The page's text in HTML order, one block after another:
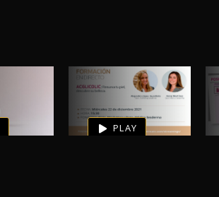
Formación
Acglicolic
PLAY
0